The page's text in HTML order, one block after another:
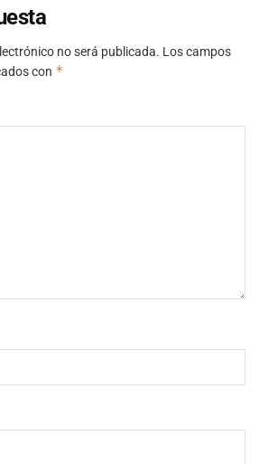
no será publicada. Los campos
con *